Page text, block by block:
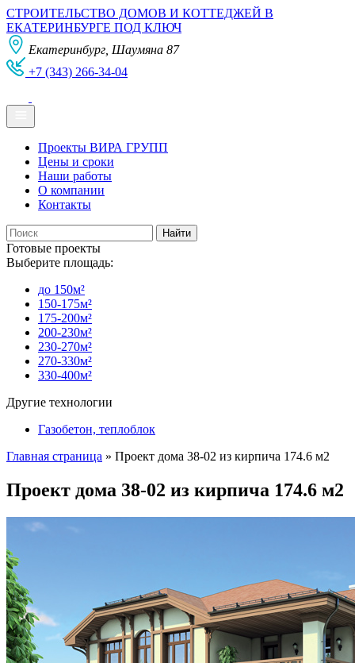
СТРОИТЕЛЬСТВО ДОМОВ И КОТТЕДЖЕЙ В
ЕКАТЕРИНБУРГЕ ПОД КЛЮЧ
Екатеринбург, Шаумяна 87
+7 (343) 266-34-04
Проекты ВИРА ГРУПП
Цены и сроки
Наши работы
О компании
Контакты
Готовые проекты
Выберите площадь:
до 150м²
150-175м²
175-200м²
200-230м²
230-270м²
270-330м²
330-400м²
Другие технологии
Газобетон, теплоблок
Главная страница » Проект дома 38-02 из кирпича 174.6 м2
Проект дома 38-02 из кирпича 174.6 м2